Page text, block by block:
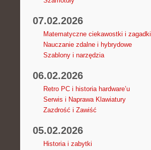
07.02.2026
Matematyczne ciekawostki i zagadki
Nauczanie zdalne i hybrydowe
Szablony i narzędzia
06.02.2026
Retro PC i historia hardware’u
Serwis i Naprawa Klawiatury
Zazdrość i Zawiść
05.02.2026
Historia i zabytki